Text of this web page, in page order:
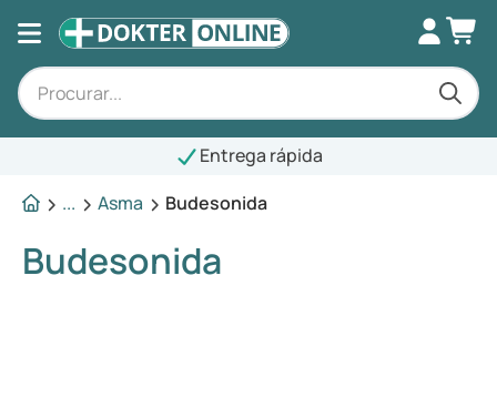
Entrega rápida
...
Asma Budesonida
Budesonida